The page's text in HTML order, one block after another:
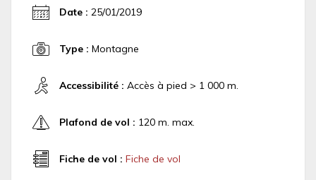
Date : 25/01/2019
Type : Montagne
Accessibilité : Accès à pied > 1 000 m.
Plafond de vol : 120 m. max.
Fiche de vol : Fiche de vol